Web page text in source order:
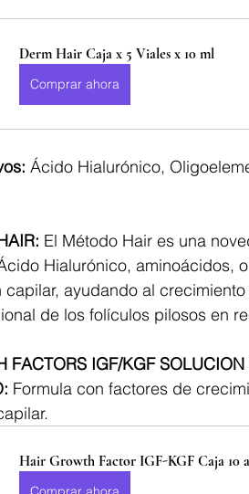
Derm Hair Caja x 5 Viales x 10 ml
Comprar ahora
Ácido Hialurónico,
El Método Hair es una
Hialurónico, aminoácidos,
capilar, ayudando al
de los folículos pilosos en
FACTORS IGF/KGF
Formula con factores de
Hair Growth Factor IGF-KGF Caja 10